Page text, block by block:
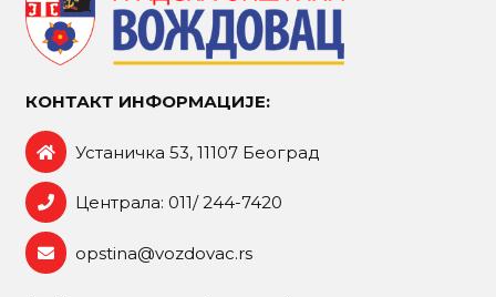
КОНТАКТ ИНФОРМАЦИЈЕ:
Устаничка 53, 11107 Београд
Централа: 011/ 244-7420
opstina@vozdovac.rs